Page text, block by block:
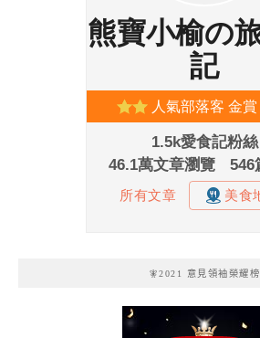
🧚2021 意見領袖榮耀榜